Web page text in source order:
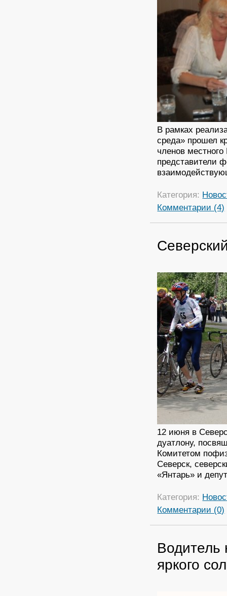
В рамках
среда» прошел
членов
представители
Категория:
Комментарии (4)
12 июня в
дуатлону,
Комитетом
Северск,
«Янтарь» и
Категория:
Комментарии (0)
Водитель
яркого